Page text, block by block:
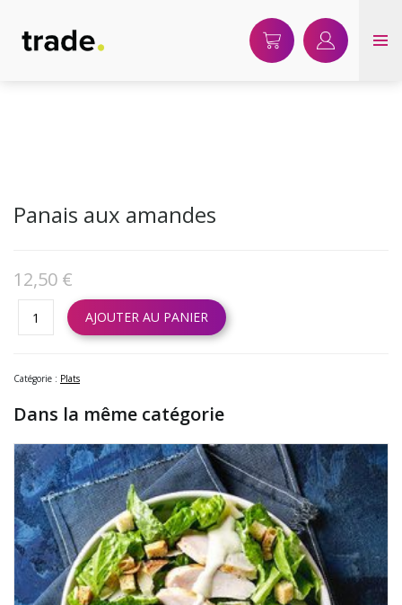
: The magic method WC_OD_Singleton::__wakeup() must have public visibility in
/home/clients/7c30e6abd4fffb872f11ea7daaa66635/sites/
content/plugins/woocommerce-order-delivery/includes/class-wc-od-
Panais aux amandes
12,50 €
AJOUTER AU PANIER
Catégorie : Plats
Dans la même catégorie